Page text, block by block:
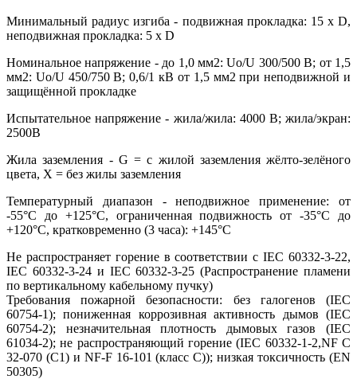
Минимальный радиус изгиба - подвижная прокладка: 15 х D,
неподвижная прокладка: 5 х D
Номинальное напряжение - до 1,0 мм2: Uo/U 300/500 В; от 1,5
мм2: Uo/U 450/750 В; 0,6/1 кВ от 1,5 мм2 при неподвижной и
защищённой прокладке
Испытательное напряжение - жила/жила: 4000 В; жила/экран:
2500В
Жила заземления - G = с жилой заземления жёлто-зелёного
цвета, X = без жилы заземления
Температурный диапазон - неподвижное применение: от
-55°С до +125°С, ограниченная подвижность от -35°С до
+120°С, кратковременно (3 часа): +145°С
Не распространяет горение в соответствии с IEC 60332-3-22,
IEC 60332-3-24 и IEC 60332-3-25 (Распространение пламени
по вертикальному кабельному пучку)
Требования пожарной безопасности: без галогенов (IEC
60754-1); пониженная коррозивная активность дымов (IEC
60754-2); незначительная плотность дымовых газов (IEC
61034-2); не распространяющий горение (IEC 60332-1-2,NF C
32-070 (C1) и NF-F 16-101 (класс C)); низкая токсичность (EN
50305)